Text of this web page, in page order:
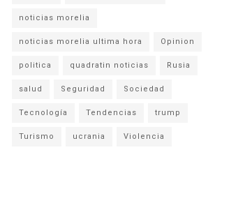
noticias morelia
noticias morelia ultima hora Opinion
politica quadratin noticias Rusia
salud Seguridad Sociedad
Tecnología Tendencias trump
Turismo ucrania Violencia